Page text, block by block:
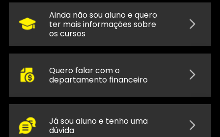
Ainda não sou aluno e quero
ter mais informações sobre
os cursos
Quero falar com o
departamento financeiro
Já sou aluno e tenho uma
dúvida